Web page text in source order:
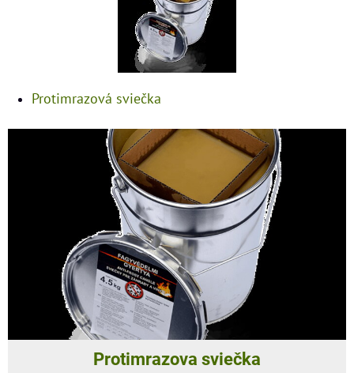
Protimrazová sviečka
Protimrazova sviečka